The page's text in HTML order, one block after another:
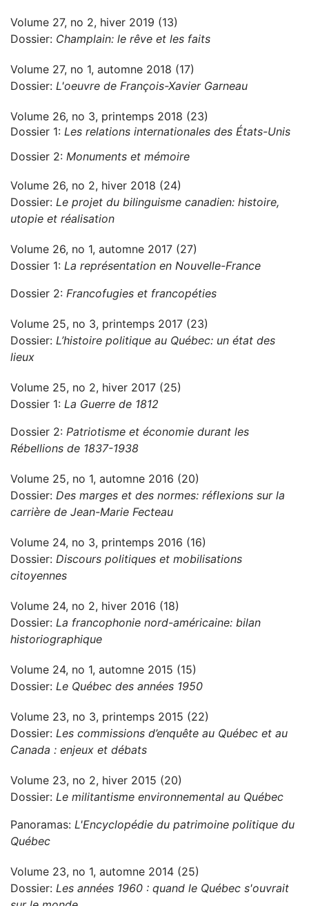
Volume 27, no 2, hiver 2019 (13)
Dossier: Champlain: le rêve et les faits
Volume 27, no 1, automne 2018 (17)
Dossier: L'oeuvre de François-Xavier Garneau
Volume 26, no 3, printemps 2018 (23)
Dossier 1: Les relations internationales des États-Unis
Dossier 2: Monuments et mémoire
Volume 26, no 2, hiver 2018 (24)
Dossier: Le projet du bilinguisme canadien: histoire,
utopie et réalisation
Volume 26, no 1, automne 2017 (27)
Dossier 1: La représentation en Nouvelle-France
Dossier 2: Francofugies et francopéties
Volume 25, no 3, printemps 2017 (23)
Dossier: L’histoire politique au Québec: un état des
lieux
Volume 25, no 2, hiver 2017 (25)
Dossier 1: La Guerre de 1812
Dossier 2: Patriotisme et économie durant les
Rébellions de 1837-1938
Volume 25, no 1, automne 2016 (20)
Dossier: Des marges et des normes: réflexions sur la
carrière de Jean-Marie Fecteau
Volume 24, no 3, printemps 2016 (16)
Dossier: Discours politiques et mobilisations
citoyennes
Volume 24, no 2, hiver 2016 (18)
Dossier: La francophonie nord-américaine: bilan
historiographique
Volume 24, no 1, automne 2015 (15)
Dossier: Le Québec des années 1950
Volume 23, no 3, printemps 2015 (22)
Dossier: Les commissions d’enquête au Québec et au
Canada : enjeux et débats
Volume 23, no 2, hiver 2015 (20)
Dossier: Le militantisme environnemental au Québec
Panoramas: L'Encyclopédie du patrimoine politique du
Québec
Volume 23, no 1, automne 2014 (25)
Dossier: Les années 1960 : quand le Québec s'ouvrait